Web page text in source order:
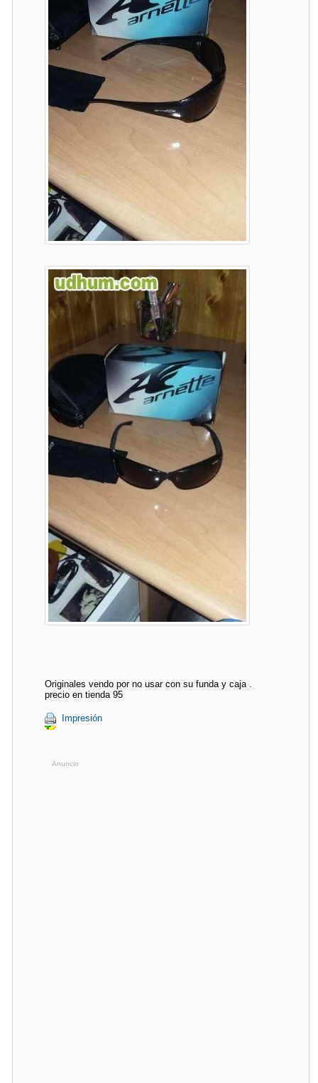
Originales vendo por no usar con su funda y caja .
precio en tienda 95
Impresión
Anuncio